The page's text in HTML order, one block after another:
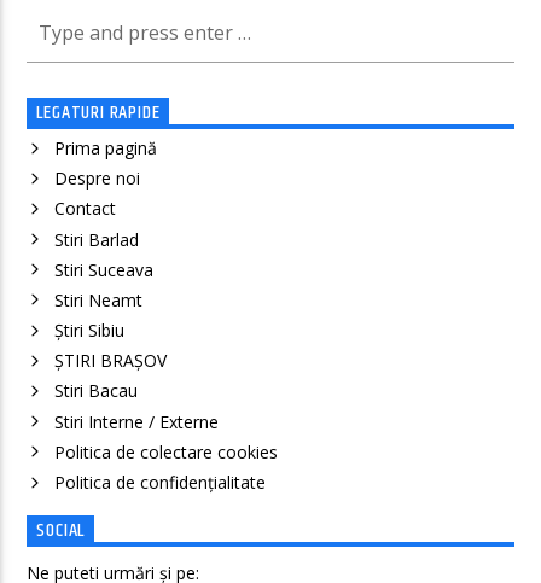
LEGATURI RAPIDE
Prima pagină
Despre noi
Contact
Stiri Barlad
Stiri Suceava
Stiri Neamt
Știri Sibiu
ȘTIRI BRAȘOV
Stiri Bacau
Stiri Interne / Externe
Politica de colectare cookies
Politica de confidenţialitate
SOCIAL
Ne puteti urmări și pe: